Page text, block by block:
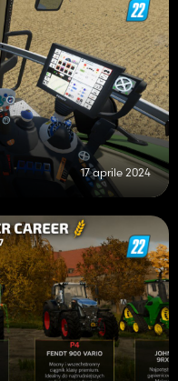
17 aprile 2024